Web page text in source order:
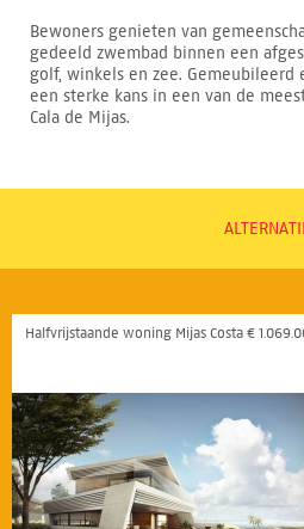
Bewoners genieten van
gedeeld zwembad binnen een
golf, winkels en zee. Gemeubileerd
een sterke kans in een van de
Cala de Mijas.
Halfvrijstaande woning Mijas Costa €